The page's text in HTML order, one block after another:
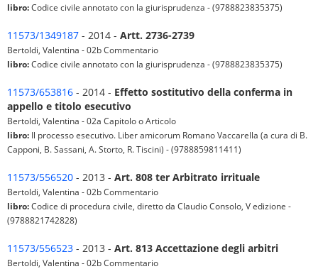
libro:Codice civile annotato con la giurisprudenza - (9788823835375)
11573/1349187 - 2014 - Artt. 2736-2739
Bertoldi, Valentina - 02b Commentario
libro:Codice civile annotato con la giurisprudenza - (9788823835375)
11573/653816 - 2014 - Effetto sostitutivo della conferma in
appello e titolo esecutivo
Bertoldi, Valentina - 02a Capitolo o Articolo
libro: Il processo esecutivo. Liber amicorum Romano Vaccarella (a cura di B.
Capponi, B. Sassani, A. Storto, R. Tiscini) - (9788859811411)
11573/556520 - 2013 - Art. 808 ter Arbitrato irrituale
Bertoldi, Valentina - 02b Commentario
libro:Codice di procedura civile, diretto da Claudio Consolo, V edizione -
(9788821742828)
11573/556523 - 2013 - Art. 813 Accettazione degli arbitri
Bertoldi, Valentina - 02b Commentario